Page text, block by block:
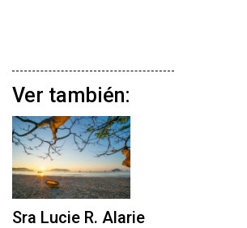
Ver también:
Sra Lucie R. Alarie